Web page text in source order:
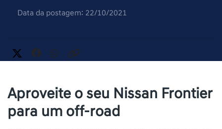
Data da postagem: 22/10/2021
Aproveite o seu Nissan Frontier
para um off-road